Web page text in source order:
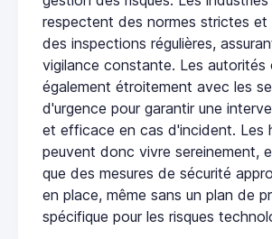
respectent des normes strictes et
des inspections régulières,
vigilance constante. Les autorités
également étroitement avec les
d'urgence pour garantir une
et efficace en cas d'incident. Les
peuvent donc vivre sereinement,
que des mesures de sécurité
en place, même sans un plan de
spécifique pour les risques